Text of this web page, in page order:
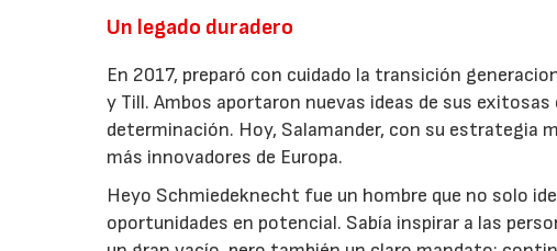
Un legado duradero
En 2017, preparó con cuidado la transición
y Till. Ambos aportaron nuevas ideas de sus
determinación. Hoy, Salamander, con su estrategia
más innovadores de Europa.
Heyo Schmiedeknecht fue un hombre que no solo
oportunidades en potencial. Sabía inspirar a las